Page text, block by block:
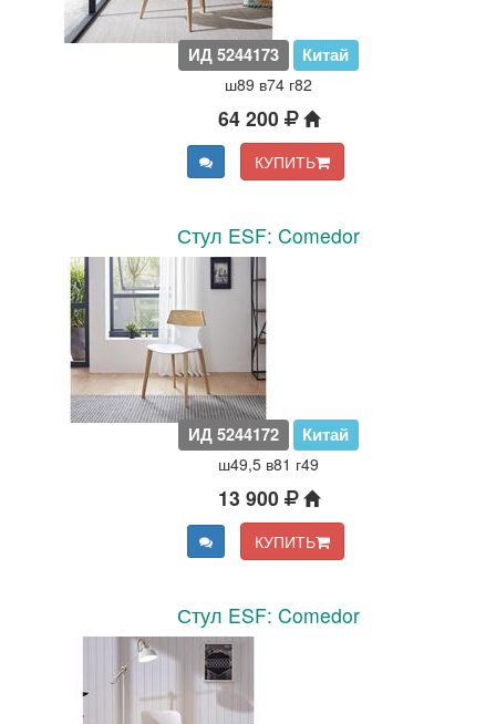
ИД 5244173 Китай
ш89 в74 г82
64 200
КУПИТЬ
Стул ESF: Comedor
ИД 5244172 Китай
ш49,5 в81 г49
13 900
КУПИТЬ
Стул ESF: Comedor